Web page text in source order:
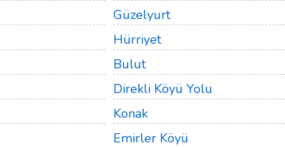
Güzelyurt
Hürriyet
Bulut
Direkli Köyü Yolu
Konak
Emirler Köyü